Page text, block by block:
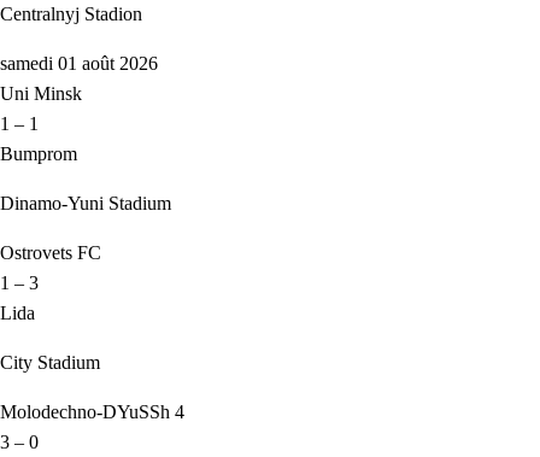
Centralnyj Stadion
samedi 01 août 2026
Uni Minsk
1 – 1
Bumprom
Dinamo-Yuni Stadium
Ostrovets FC
1 – 3
Lida
City Stadium
Molodechno-DYuSSh 4
3 – 0